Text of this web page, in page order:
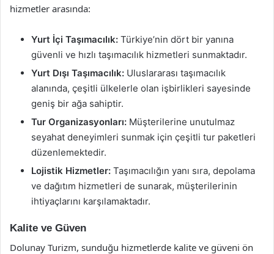
hizmetler arasında:
Yurt İçi Taşımacılık: Türkiye’nin dört bir yanına
güvenli ve hızlı taşımacılık hizmetleri sunmaktadır.
Yurt Dışı Taşımacılık: Uluslararası taşımacılık
alanında, çeşitli ülkelerle olan işbirlikleri sayesinde
geniş bir ağa sahiptir.
Tur Organizasyonları: Müşterilerine unutulmaz
seyahat deneyimleri sunmak için çeşitli tur paketleri
düzenlemektedir.
Lojistik Hizmetler: Taşımacılığın yanı sıra, depolama
ve dağıtım hizmetleri de sunarak, müşterilerinin
ihtiyaçlarını karşılamaktadır.
Kalite ve Güven
Dolunay Turizm, sunduğu hizmetlerde kalite ve güveni ön